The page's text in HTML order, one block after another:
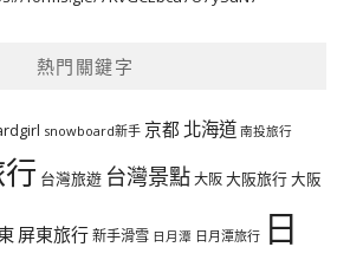
熱門關鍵字
snowboard新手 京都 北海道 南投旅行
台灣旅遊 台灣景點大阪大阪旅行大阪
屏東旅行新手滑雪 日月潭 日月潭旅行 日